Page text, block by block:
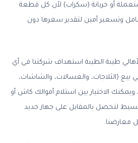
أو خربانة (سكراب) لأن كل قطعة
وتسعير أمين لتقدير سعرها دون
طيبة الطيبة استهداف شركتنا في أي
بيع (الثلاجات، والغسالات، والشاشات،
ويمكنك الاختيار بين استلام أموالك كاش أو
بسيط لتحصل بالمقابل على جهاز جديد
معارضنا.